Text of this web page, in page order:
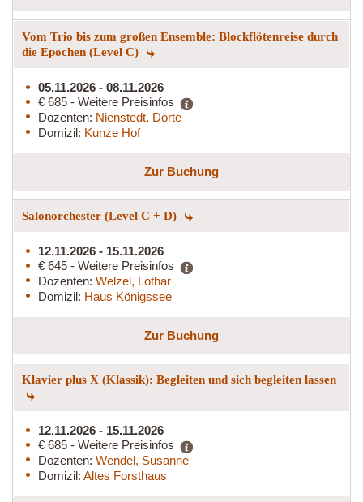
Vom Trio bis zum großen Ensemble: Blockflötenreise durch
die Epochen (Level C)
05.11.2026 - 08.11.2026
€ 685 - Weitere Preisinfos
Dozenten: Nienstedt, Dörte
Domizil: Kunze Hof
Zur Buchung
Salonorchester (Level C + D)
12.11.2026 - 15.11.2026
€ 645 - Weitere Preisinfos
Dozenten: Welzel, Lothar
Domizil: Haus Königssee
Zur Buchung
Klavier plus X (Klassik): Begleiten und sich begleiten lassen
12.11.2026 - 15.11.2026
€ 685 - Weitere Preisinfos
Dozenten: Wendel, Susanne
Domizil: Altes Forsthaus